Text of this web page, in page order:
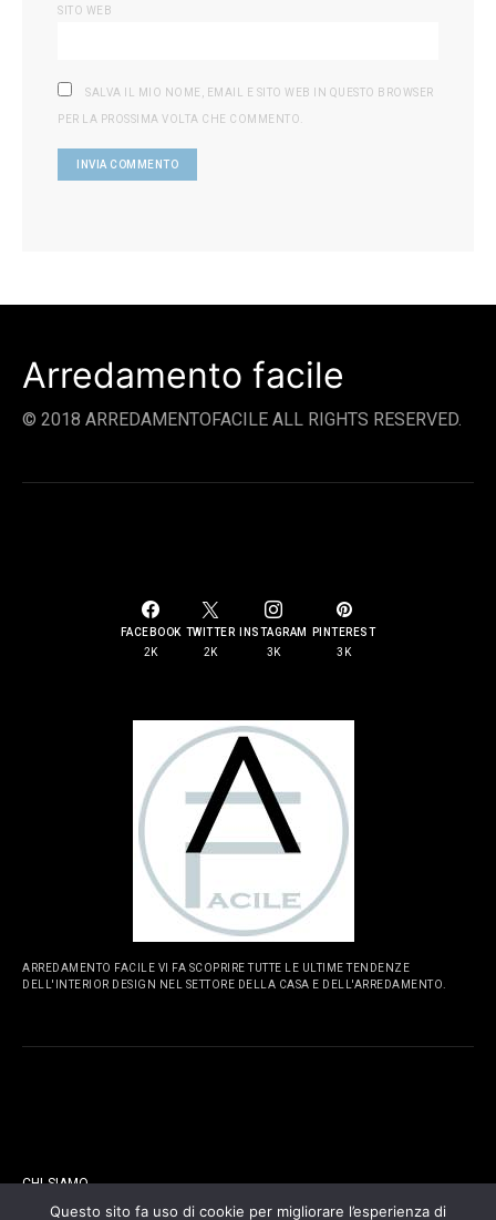
SITO WEB
SALVA IL MIO NOME, EMAIL E SITO WEB IN QUESTO BROWSER
PER LA PROSSIMA VOLTA CHE COMMENTO.
Arredamento facile
© 2018 ARREDAMENTOFACILE ALL RIGHTS RESERVED.
FACEBOOK
2K
TWITTER
2K
INSTAGRAM
3K
PINTEREST
3K
ARREDAMENTO FACILE VI FA SCOPRIRE TUTTE LE ULTIME TENDENZE
DELL'INTERIOR DESIGN NEL SETTORE DELLA CASA E DELL'ARREDAMENTO.
CHI SIAMO
Questo sito fa uso di cookie per migliorare l’esperienza di